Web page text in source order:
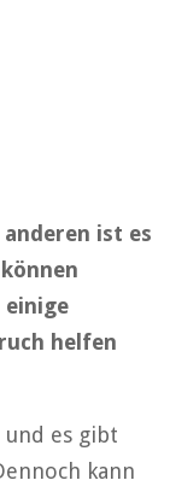
ist es
einige
helfen
es gibt
kann